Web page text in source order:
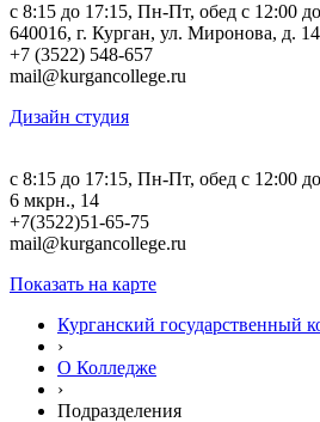
c 8:15 до 17:15, Пн-Пт, обед с 12:00
640016, г. Курган, ул. Миронова, д. 14
+7 (3522) 548-657
mail@kurgancollege.ru
Дизайн студия
c 8:15 до 17:15, Пн-Пт, обед с 12:00
6 мкрн., 14
+7(3522)51-65-75
mail@kurgancollege.ru
Показать на карте
Курганский государственный
›
О Колледже
›
Подразделения